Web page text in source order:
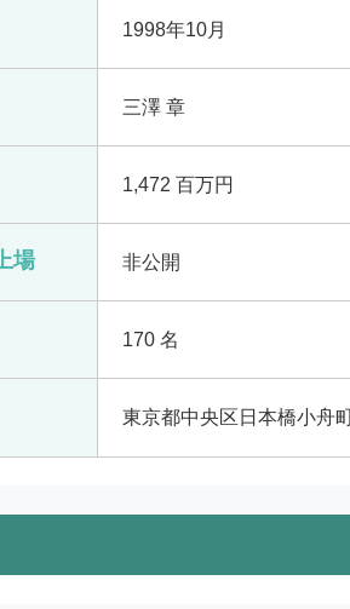
1998年10月
三澤 章
1,472 百万円
場 非公開
170 名
東京都中央区日本橋小舟